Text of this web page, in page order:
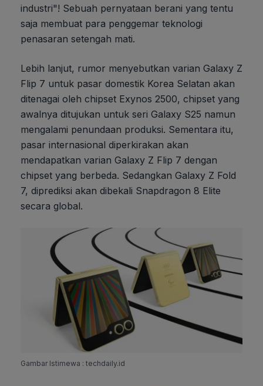
industri"! Sebuah pernyataan berani yang tentu
saja membuat para penggemar teknologi
penasaran setengah mati.
Lebih lanjut, rumor menyebutkan varian Galaxy Z
Flip 7 untuk pasar domestik Korea Selatan akan
ditenagai oleh chipset Exynos 2500, chipset yang
awalnya ditujukan untuk seri Galaxy S25 namun
mengalami penundaan produksi. Sementara itu,
pasar internasional diperkirakan akan
mendapatkan varian Galaxy Z Flip 7 dengan
chipset yang berbeda. Sedangkan Galaxy Z Fold
7, diprediksi akan dibekali Snapdragon 8 Elite
secara global.
Gambar Istimewa : techdaily.id